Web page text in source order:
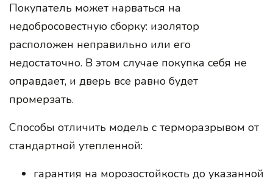
Покупатель может нарваться на
недобросовестную сборку: изолятор
расположен неправильно или его
недостаточно. В этом случае покупка себя не
оправдает, и дверь все равно будет
промерзать.
Способы отличить модель с терморазрывом от
стандартной утепленной:
гарантия на морозостойкость до указанной